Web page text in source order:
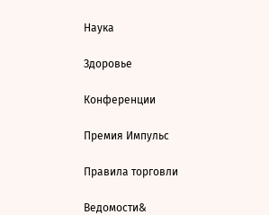
Наука
Здоровье
Конференции
Премия Импульс
Правила торговли
Ведомости&